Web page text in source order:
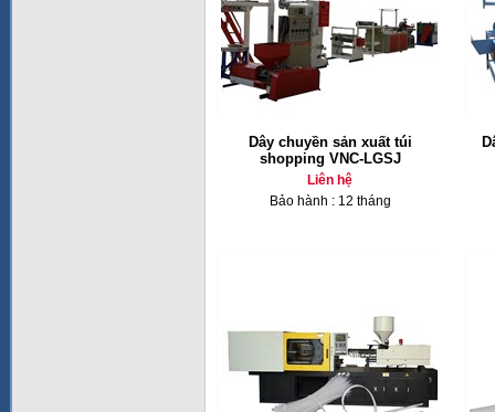
Dây chuyền sản xuất túi
shopping VNC-LGSJ
Liên hệ
Bảo hành : 12 tháng